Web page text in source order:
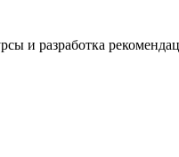
и разработка